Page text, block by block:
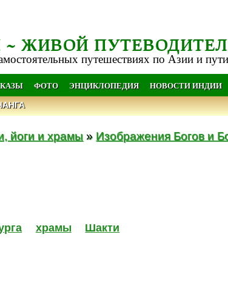
ЖИВОЙ
путешествиях по Азии и
ФОТО ЭНЦИКЛОПЕДИЯ НОВОСТИ ИНДИИ
йоги и храмы » Изображения Богов и
храмы Шакти